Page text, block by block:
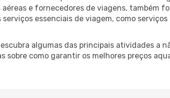
e fornecedores de viagens, também
essenciais de viagem, como
algumas das principais atividades a
sobre como garantir os melhores preços